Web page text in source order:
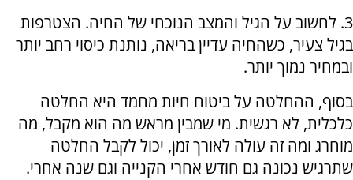
3. לחשוב על הגיל והמצב הנוכחי של החיה. הצטרפות
בגיל צעיר, כשהחיה עדיין בריאה, נותנת כיסוי רחב יותר
ובמחיר נמוך יותר.
בסוף, ההחלטה על ביטוח חיות מחמד היא החלטה
כלכלית, לא רגשית. מי שמבין מראש מה הוא מקבל, מה
מוחרג ומה זה עולה לאורך זמן, יכול לקבל החלטה
שתרגיש נכונה גם חודש אחרי הקנייה וגם שנה אחרי.